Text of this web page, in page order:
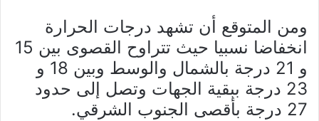
ومن المتوقع أن تشهد درجات الحرارة
انخفاضا نسبيا حيث تتراوح القصوى بين 15
و 21 درجة بالشمال والوسط وبين 18 و
23 درجة ببقية الجهات وتصل إلى حدود
27 درجة بأقصى الجنوب الشرقي.